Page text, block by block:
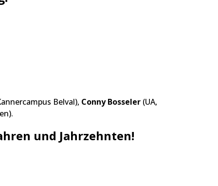
Belval), Conny Bosseler (UA,
und Jahrzehnten!